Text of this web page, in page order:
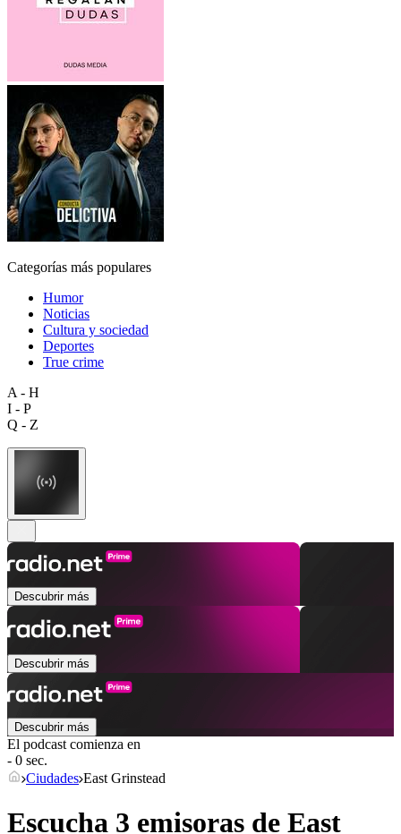
Categorías más populares
Humor
Noticias
Cultura y sociedad
Deportes
True crime
A - H
I - P
Q - Z
Descubrir más
Descubrir más
Descubrir más
El podcast comienza en
- 0 sec.
Ciudades East Grinstead
Escucha 3 emisoras de East